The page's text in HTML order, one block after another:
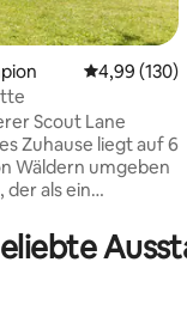
4,99 (130)
Scout Lane
Zuhause liegt auf 6
Wäldern umgeben
der als ein
den Hinterhof.
nur wenige